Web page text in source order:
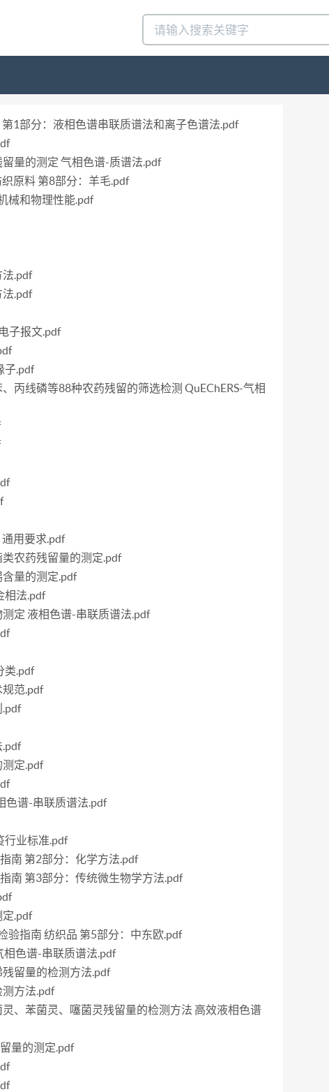
1部分：液相色谱串联质谱法和离子色谱法.pdf
量的测定 气相色谱-质谱法.pdf
原料 第8部分：羊毛.pdf
械和物理性能.pdf
法.pdf
法.pdf
子报文.pdf
子.pdf
丙线磷等88种农药残留的筛选检测 QuEChERS-气相
用要求.pdf
农药残留量的测定.pdf
量的测定.pdf
相法.pdf
定 液相色谱-串联质谱法.pdf
类.pdf
规范.pdf
.pdf
.pdf
测定.pdf
色谱-串联质谱法.pdf
行业标准.pdf
南 第2部分：化学方法.pdf
南 第3部分：传统微生物学方法.pdf
定.pdf
验指南 纺织品 第5部分：中东欧.pdf
相色谱-串联质谱法.pdf
留量的检测方法.pdf
方法.pdf
、苯菌灵、噻菌灵残留量的检测方法 高效液相色谱
量的测定.pdf